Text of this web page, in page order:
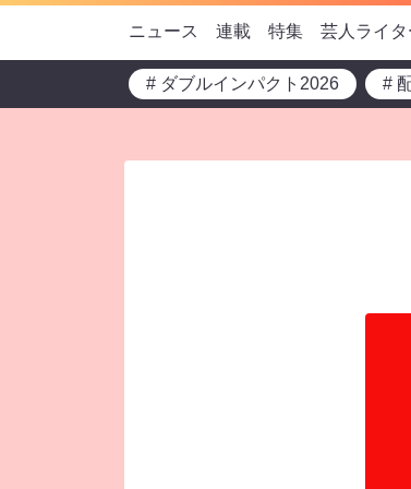
ニュース 連載 特集 芸人ライ
# ダブルインパクト2026 #